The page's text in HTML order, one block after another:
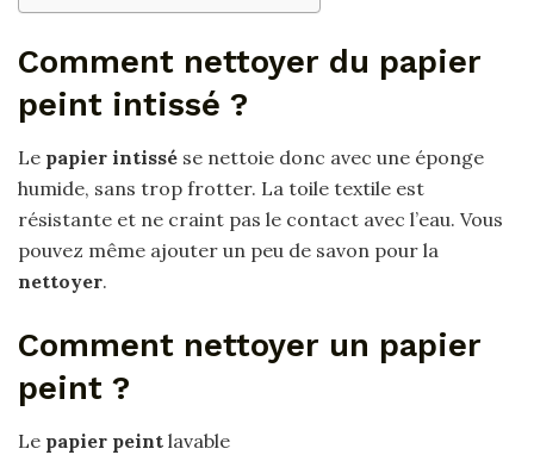
Comment nettoyer du papier
peint intissé ?
Le papier intissé se nettoie donc avec une éponge
humide, sans trop frotter. La toile textile est
résistante et ne craint pas le contact avec l’eau. Vous
pouvez même ajouter un peu de savon pour la
nettoyer.
Comment nettoyer un papier
peint ?
Le papier peint lavable